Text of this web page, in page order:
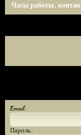
Часы работы,
Email:
Пароль: